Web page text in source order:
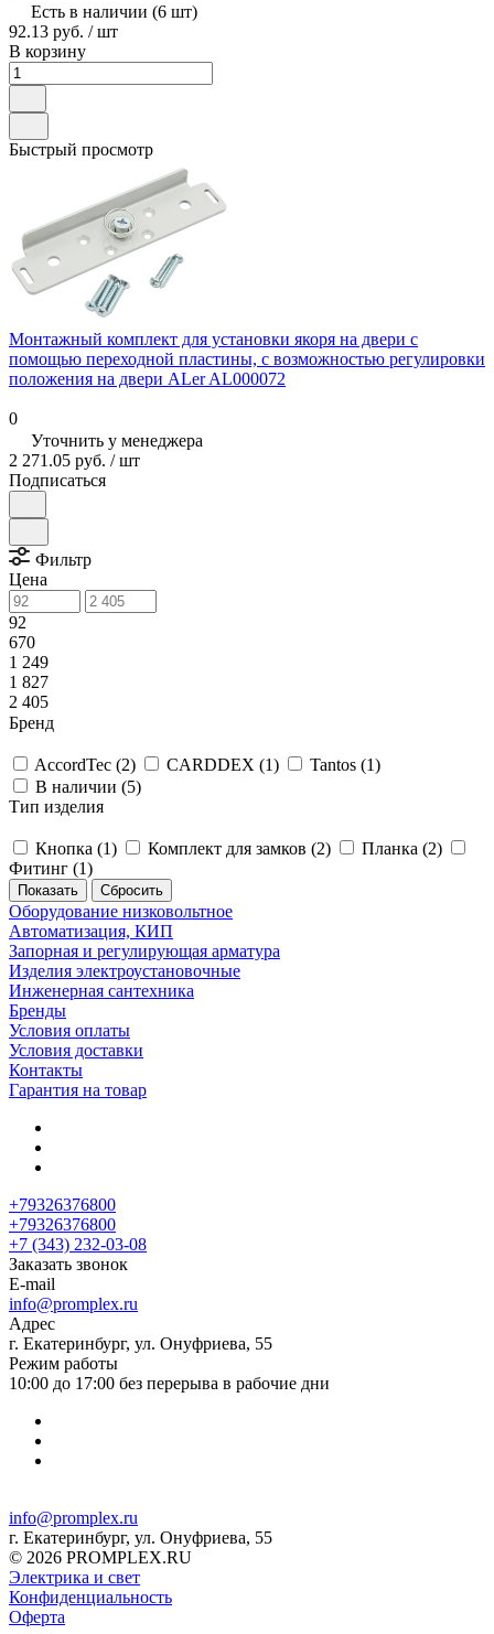
Есть в наличии (6 шт)
92.13 руб. / шт
В корзину
Быстрый просмотр
Монтажный комплект для установки якоря на двери с
помощью переходной пластины, с возможностью регулировки
положения на двери ALer AL000072
0
Уточнить у менеджера
2 271.05 руб. / шт
Подписаться
Фильтр
Цена
92
670
1 249
1 827
2 405
Бренд
AccordTec (2) CARDDEX (1) Tantos (1)
В наличии (5)
Тип изделия
Кнопка (1) Комплект для замков (2) Планка (2)
Фитинг (1)
Сбросить
Оборудование низковольтное
Автоматизация, КИП
Запорная и регулирующая арматура
Изделия электроустановочные
Инженерная сантехника
Бренды
Условия оплаты
Условия доставки
Контакты
Гарантия на товар
+79326376800
+79326376800
+7 (343) 232-03-08
Заказать звонок
E-mail
info@promplex.ru
Адрес
г. Екатеринбург, ул. Онуфриева, 55
Режим работы
10:00 до 17:00 без перерыва в рабочие дни
info@promplex.ru
г. Екатеринбург, ул. Онуфриева, 55
© 2026 PROMPLEX.RU
Электрика и свет
Конфиденциальность
Оферта